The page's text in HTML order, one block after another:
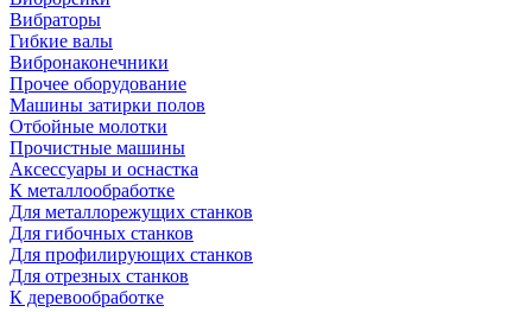
Вибраторы
Гибкие валы
Вибронаконечники
Прочее оборудование
Машины затирки полов
Отбойные молотки
Прочистные машины
Аксeccyapы и оснастка
К металлообработке
Для металлорежущих станков
Для гибочных станков
Для профилирующих станков
Для отрезных станков
К деревообработке